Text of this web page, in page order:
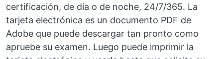
certificación, de día o de noche, 24/7/365. La
tarjeta electrónica es un documento PDF de
Adobe que puede descargar tan pronto como
apruebe su examen. Luego puede imprimir la